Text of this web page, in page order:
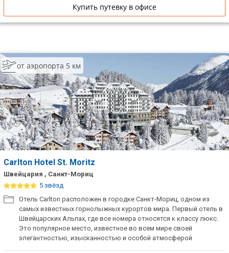
Купить путевку в офисе
от аэропорта 5 км
Carlton Hotel St. Moritz
Швейцария , Санкт-Мориц
5 звёзд
Отель Carlton расположен в городке Санкт-Мориц, одном из
самых известных горнолыжных курортов мира. Первый отель в
Швейцарских Альпах, где все номера относятся к классу люкс.
Это популярное место, известное во всем мире своей
элегантностью, изысканностью и особой атмосферой